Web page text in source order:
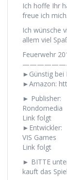
Ich hoffe Ihr
freue ich mich.
Ich wünsche
allem viel
Feuerwehr
►Günstig bei
►Amazon:
► Publisher:
Rondomedia
Link folgt
►Entwickler:
VIS Games
Link folgt
► BITTE
kauft das